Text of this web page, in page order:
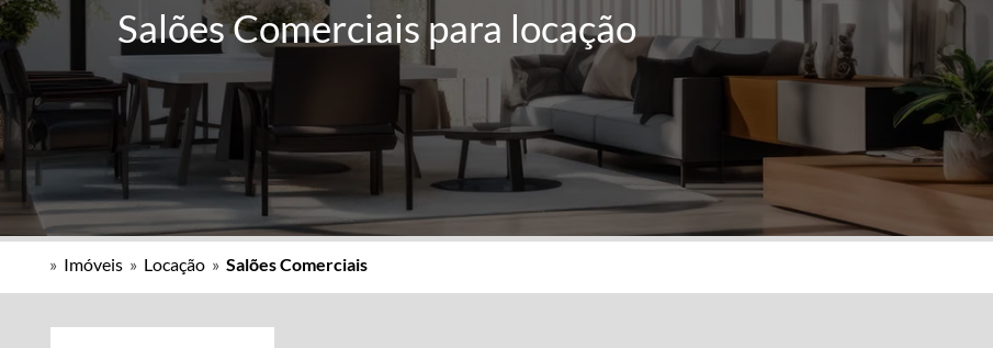
Salões Comerciais para locação
» Imóveis » Locação » Salões Comerciais